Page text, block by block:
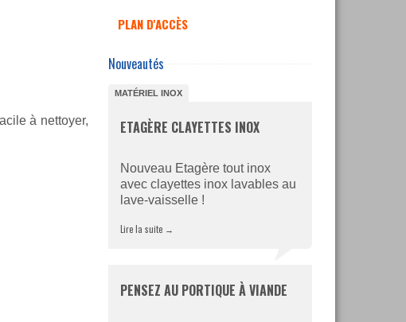
à nettoyer,
PLAN D'ACCÈS
Nouveautés
MATÉRIEL INOX
ETAGÈRE CLAYETTES INOX
Nouveau Etagère tout inox
avec clayettes inox lavables au
lave-vaisselle !
Lire la suite→
PENSEZ AU PORTIQUE À VIANDE